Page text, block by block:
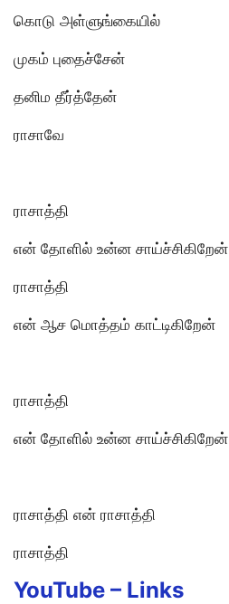
கொடு அள்ளுங்கையில்
முகம் புதைச்சேன்
தனிம தீர்த்தேன்
ராசாவே
ராசாத்தி
என் தோளில் உன்ன சாய்ச்சிகிறேன்
ராசாத்தி
என் ஆச மொத்தம் காட்டிகிறேன்
ராசாத்தி
என் தோளில் உன்ன சாய்ச்சிகிறேன்
ராசாத்தி என் ராசாத்தி
ராசாத்தி
YouTube – Links